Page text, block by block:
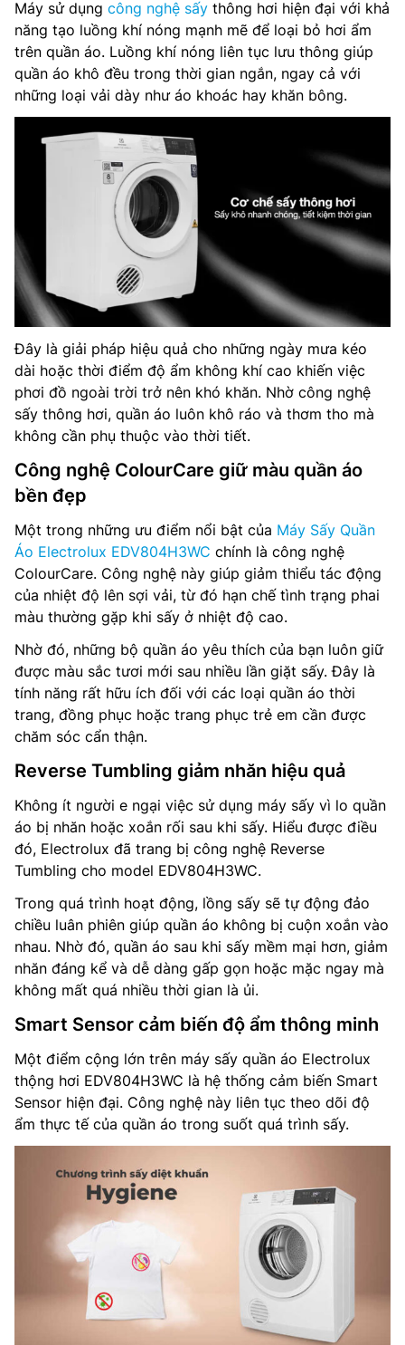
Máy sử dụng công nghệ sấy thông hơi hiện đại với khả
năng tạo luồng khí nóng mạnh mẽ để loại bỏ hơi ẩm
trên quần áo. Luồng khí nóng liên tục lưu thông giúp
quần áo khô đều trong thời gian ngắn, ngay cả với
những loại vải dày như áo khoác hay khăn bông.
Đây là giải pháp hiệu quả cho những ngày mưa kéo
dài hoặc thời điểm độ ẩm không khí cao khiến việc
phơi đồ ngoài trời trở nên khó khăn. Nhờ công nghệ
sấy thông hơi, quần áo luôn khô ráo và thơm tho mà
không cần phụ thuộc vào thời tiết.
Công nghệ ColourCare giữ màu quần áo
bền đẹp
Một trong những ưu điểm nổi bật của Máy Sấy Quần
Áo Electrolux EDV804H3WC chính là công nghệ
ColourCare. Công nghệ này giúp giảm thiểu tác động
của nhiệt độ lên sợi vải, từ đó hạn chế tình trạng phai
màu thường gặp khi sấy ở nhiệt độ cao.
Nhờ đó, những bộ quần áo yêu thích của bạn luôn giữ
được màu sắc tươi mới sau nhiều lần giặt sấy. Đây là
tính năng rất hữu ích đối với các loại quần áo thời
trang, đồng phục hoặc trang phục trẻ em cần được
chăm sóc cẩn thận.
Reverse Tumbling giảm nhăn hiệu quả
Không ít người e ngại việc sử dụng máy sấy vì lo quần
áo bị nhăn hoặc xoắn rối sau khi sấy. Hiểu được điều
đó, Electrolux đã trang bị công nghệ Reverse
Tumbling cho model EDV804H3WC.
Trong quá trình hoạt động, lồng sấy sẽ tự động đảo
chiều luân phiên giúp quần áo không bị cuộn xoắn vào
nhau. Nhờ đó, quần áo sau khi sấy mềm mại hơn, giảm
nhăn đáng kể và dễ dàng gấp gọn hoặc mặc ngay mà
không mất quá nhiều thời gian là ủi.
Smart Sensor cảm biến độ ẩm thông minh
Một điểm cộng lớn trên máy sấy quần áo Electrolux
thộng hơi EDV804H3WC là hệ thống cảm biến Smart
Sensor hiện đại. Công nghệ này liên tục theo dõi độ
ẩm thực tế của quần áo trong suốt quá trình sấy.